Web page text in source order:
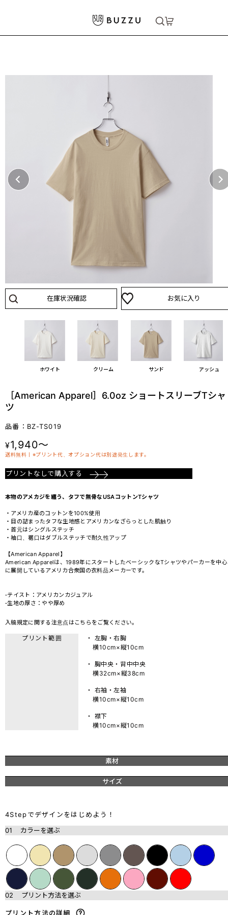
［American Apparel］6.0oz ショートスリーブTシャツ
在庫状況確認 お気に入り
ホワイト クリーム サンド アッシュ
［American Apparel］6.0oz ショートスリーブTシャ
ツ
品番：BZ-TS019
¥1,940～
送料無料丨※プリント代、オプション代は別途発生します。
プリントなしで購入する
本物のアメカジを纏う、タフで無骨なUSAコットンTシャツ
・アメリカ産のコットンを100%使用
・目の詰まったタフな生地感とアメリカンなざらっとした肌触り
・首元はシングルステッチ
・袖口、裾口はダブルステッチで耐久性アップ
【American Apparel】
American Apparelは、1989年にスタートしたベーシックなTシャツやパーカーを中心
に展開しているアメリカ合衆国の衣料品メーカーです。
‐テイスト：アメリカンカジュアル
‐生地の厚さ：やや厚め
入稿規定に関する注意点は こちら をご覧ください。
プリント範囲
・ 左胸・右胸
横10cm×縦10cm
・ 胸中央・背中中央
横32cm×縦38cm
・ 右袖・左袖
横10cm×縦10cm
・ 襟下
横10cm×縦10cm
素材
サイズ
4Stepでデザインをはじめよう！
01
カラーを選ぶ
02 プリント方法を選ぶ
プリント方法の詳細